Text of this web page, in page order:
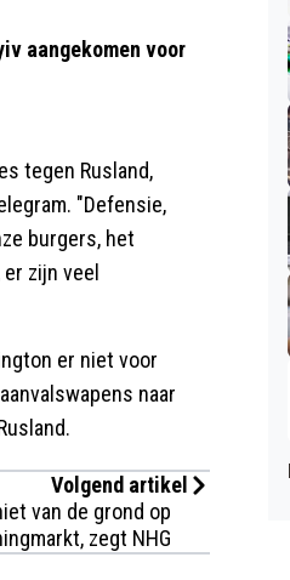
aangekomen voor
tegen Rusland,
"Defensie,
burgers, het
zijn veel
er niet voor
naar
Volgend artikel
van de grond op
zegt NHG